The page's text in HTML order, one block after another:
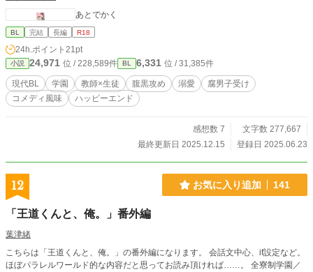
あとでかく
BL 完結 長編 R18
24h.ポイント 21pt
小説 24,971 位 / 228,589件 BL 6,331 位 / 31,385件
現代BL 学園 教師×生徒 腹黒攻め 溺愛
腐男子受け
コメディ風味
ハッピーエンド
感想数 7
文字数 277,667
最終更新日 2025.12.15
登録日 2025.06.23
12 お気に入り追加 141
「王道くんと、俺。」番外編
葉津緒
こちらは「王道くんと、俺。」の番外編になります。 会話文中心、if設定など。
ほぼパラレルワールド的な内容だと思ってお読み頂ければ……。 全寮制学園／